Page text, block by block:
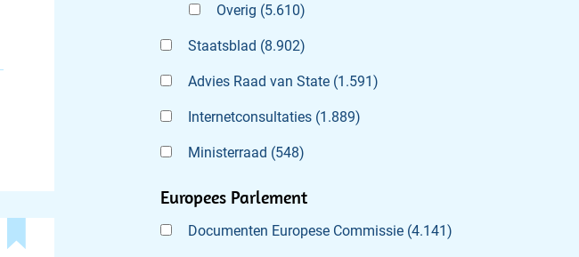
Overig (5.610)
Staatsblad (8.902)
Advies Raad van State (1.591)
Internetconsultaties (1.889)
Ministerraad (548)
Europees Parlement
Documenten Europese Commissie (4.141)